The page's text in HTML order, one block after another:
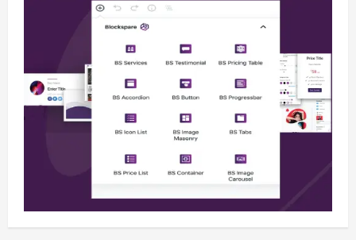
Berita
BMP Kecam Aksi KNPB, Serukan
Persatuan Demi Papua yang Kondusif
August 6, 2026
Perang Algoritma AI Makin Kompleks,